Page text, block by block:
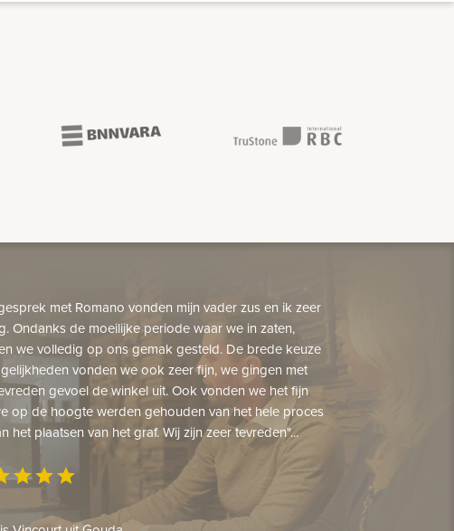
met Romano vonden mijn vader zus en ik zeer
Ondanks de moeilijke periode waar we in zaten,
we volledig op ons gemak gesteld. De brede keuze
vonden we ook zeer fijn, we gingen met
gevoel de winkel uit. Ook vonden we het fijn
op de hoogte werden gehouden van het hele proces
het plaatsen van het graf. Wij zijn zeer tevreden"...
starstarstar